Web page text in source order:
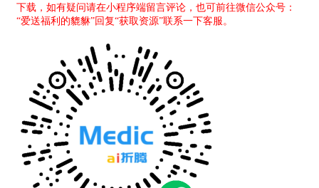
下载，如有疑问请在小程序端留言评论，也可前往微信公众号：
“爱送福利的貔貅”回复“获取资源”联系一下客服。